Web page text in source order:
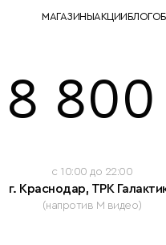
МАГАЗИНЫАКЦИИБЛОГ
8 800
c 10:00 до 22:00
г. Краснодар, ТРК
(напротив М видео)